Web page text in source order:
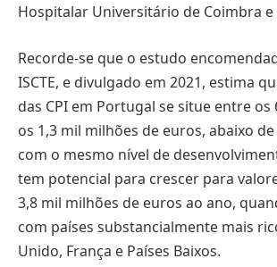
Hospitalar Universitário de Coimbra e
Recorde-se que o estudo
ISCTE, e divulgado em 2021, estima
das CPI em Portugal se situe entre os
os 1,3 mil milhões de euros, abaixo
com o mesmo nível de
tem potencial para crescer para
3,8 mil milhões de euros ao ano,
com países substancialmente mais
Unido, França e Países Baixos.